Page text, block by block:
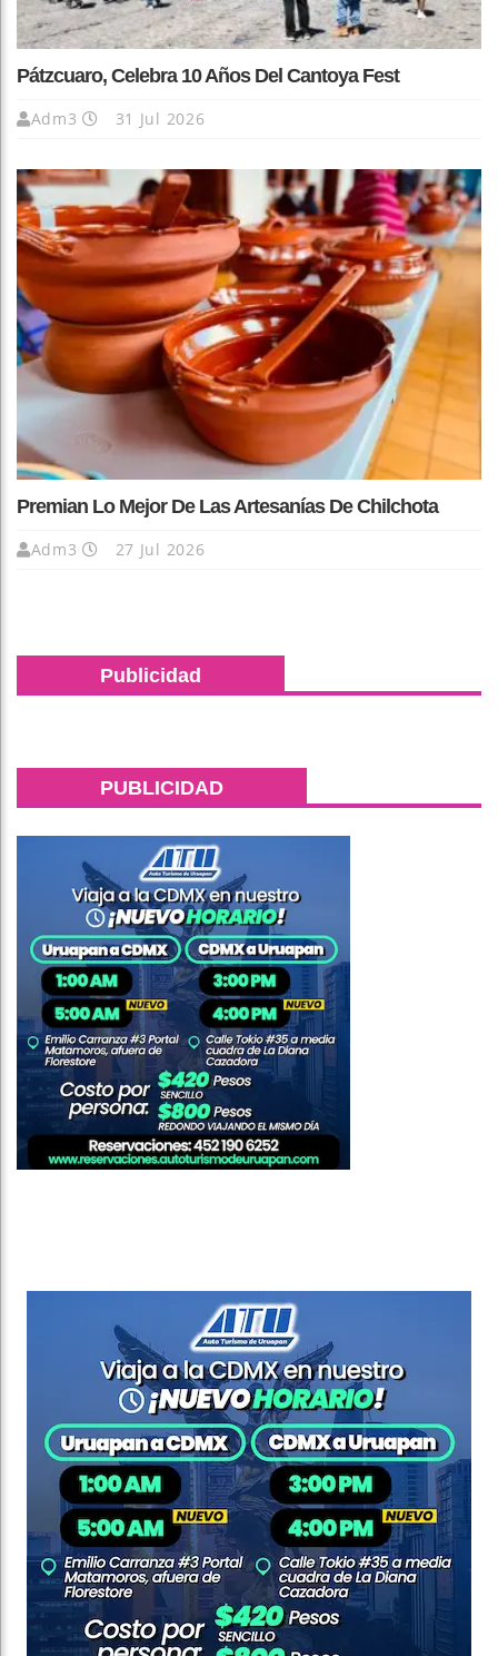
Pátzcuaro, Celebra 10 Años Del Cantoya Fest
Adm3 31 Jul 2026
Premian Lo Mejor De Las Artesanías De Chilchota
Adm3 27 Jul 2026
Publicidad
PUBLICIDAD